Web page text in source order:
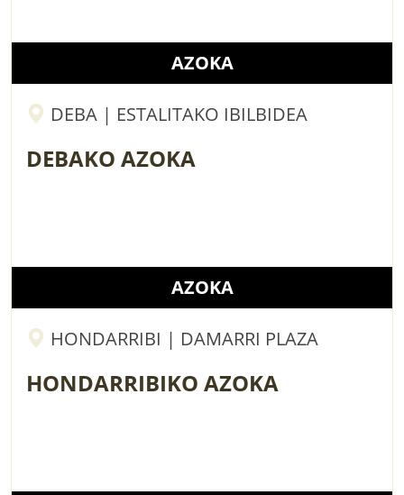
AZOKA
DEBA | ESTALITAKO IBILBIDEA
DEBAKO AZOKA
AZOKA
HONDARRIBI | DAMARRI PLAZA
HONDARRIBIKO AZOKA